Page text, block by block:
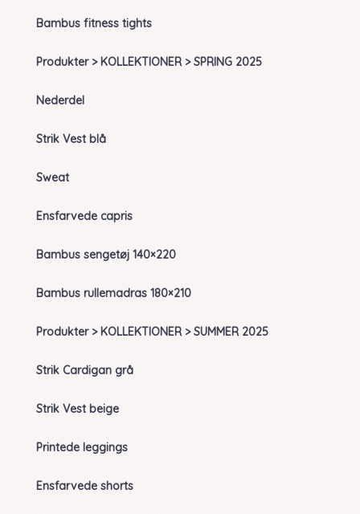
Bambus fitness tights
Produkter > KOLLEKTIONER > SPRING 2025
Nederdel
Strik Vest blå
Sweat
Ensfarvede capris
Bambus sengetøj 140×220
Bambus rullemadras 180×210
Produkter > KOLLEKTIONER > SUMMER 2025
Strik Cardigan grå
Strik Vest beige
Printede leggings
Ensfarvede shorts